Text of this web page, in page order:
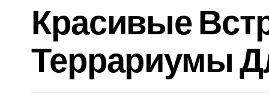
Красивые
Террариумы